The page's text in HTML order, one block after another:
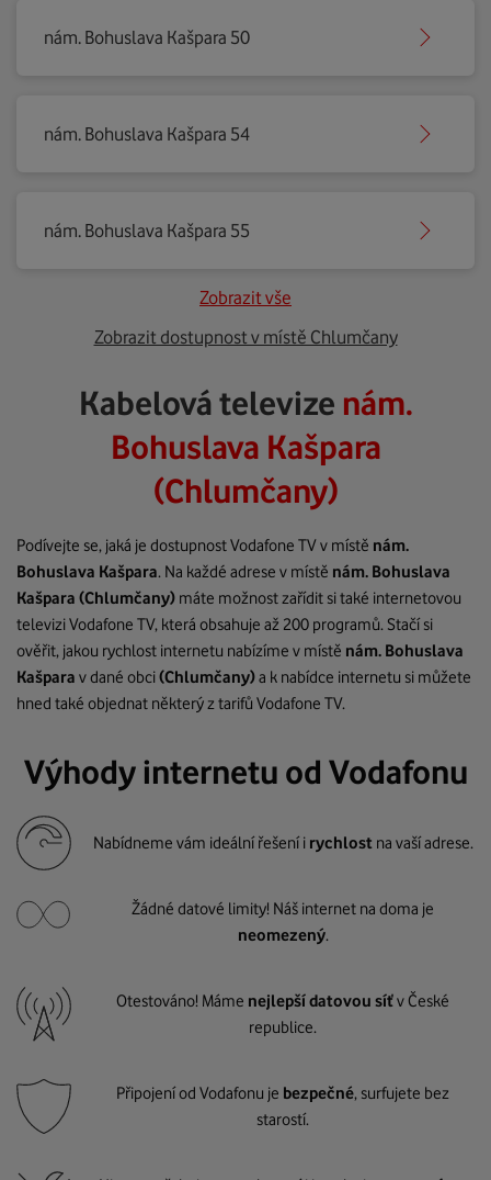
nám. Bohuslava Kašpara 50
nám. Bohuslava Kašpara 54
nám. Bohuslava Kašpara 55
Zobrazit vše
Zobrazit dostupnost v místě Chlumčany
Kabelová televize nám.
Bohuslava Kašpara
(Chlumčany)
Podívejte se, jaká je dostupnost Vodafone TV v místě nám.
Bohuslava Kašpara. Na každé adrese v místě nám. Bohuslava
Kašpara (Chlumčany) máte možnost zařídit si také internetovou
televizi Vodafone TV, která obsahuje až 200 programů. Stačí si
ověřit, jakou rychlost internetu nabízíme v místě nám. Bohuslava
Kašpara v dané obci(Chlumčany)a k nabídce internetu si můžete
hned také objednat některý z tarifů Vodafone TV.
Výhody internetu od Vodafonu
Nabídneme vám ideální řešení i rychlost na vaší adrese.
Žádné datové limity! Náš internet na doma je
neomezený.
Otestováno! Máme nejlepší datovou síťv České
republice.
Připojení od Vodafonu je bezpečné, surfujete bez
starostí.